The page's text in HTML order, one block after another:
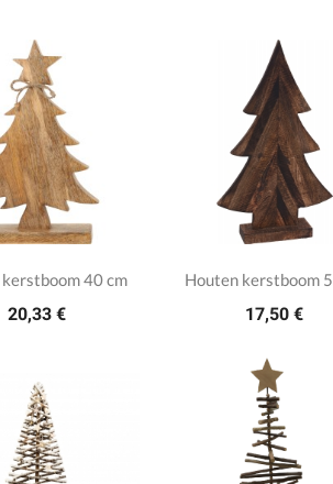
40 cm
20,33 €
Houten kerstboom
17,50 €